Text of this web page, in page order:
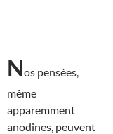
Nos pensées,
même
apparemment
anodines, peuvent